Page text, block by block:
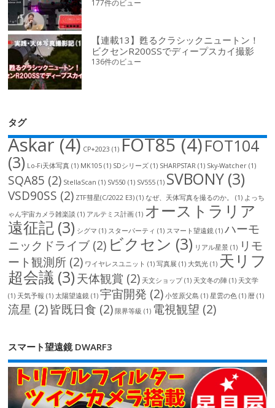
177件のビュー
【連載13】甦るクラシックニュートン！
ビクセンR200SSでディープスカイ撮影
136件のビュー
タグ
Askar(4) CP+2023 (1) FOT85(4)FOT104
(3) Lo-Fi天体写真 (1) MK105 (1) SDシリーズ (1) SHARPSTAR (1) Sky-Watcher (1)
SQA85 (2) StellaScan (1) SV550 (1) SV555 (1) SVBONY (3)
VSD90SS (2) ZTF彗星(C/2022 E3) (1) なぜ、天体写真を撮るのか。 (1) よっち
ゃん宇宙カメラ雑楽談 (1) アルテミス計画 (1) オーストラリア
遠征記 (3) シグマ (1) スターパーティ (1) スマート望遠鏡 (1) ハーモ
ニックドライブ (2) ビクセン (3) リアル星景 (1) リモ
ート観測所 (2) ワイヤレスユニット (1) 写真展 (1) 大気光 (1) 天リフ
超会議 (3)天体観賞 (2) 天文ショップ(1) 天文冬の陣 (1) 天文学
(1) 天気予報 (1) 太陽望遠鏡 (1) 宇宙開発 (2) 小笠原父島 (1) 星雲の色 (1) 暦 (1)
流星 (2)皆既日食 (2) 限界等級 (1) 電視観望 (2)
スマート望遠鏡 DWARF3